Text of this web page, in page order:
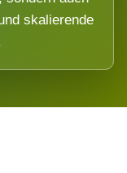
skalierende